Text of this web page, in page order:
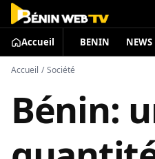
Accueil BENIN NEWS
Accueil / Société
Bénin: